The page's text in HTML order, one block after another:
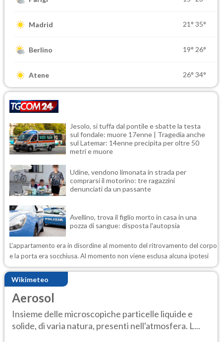
Madrid 21° 35°
Berlino 19° 26°
Atene 26° 34°
Jesolo, si tuffa dal pontile e sbatte la testa
sul fondale: muore 17enne | Tragedia anche
sul Latemar: 14enne precipita per oltre 50
metri e muore
Udine, vendono limonata in strada per
comprarsi il motorino: tre ragazzini
denunciati da un passante
Avellino, trova il figlio morto in casa in una
pozza di sangue: disposta l'autopsia
L'appartamento era in disordine al momento del ritrovamento del corpo
e la porta era socchiusa. Al momento non viene esclusa alcuna ipotesi
Wikimeteo
Aerosol
Insieme delle microscopiche particelle liquide e
solide, di varia natura, presenti nell'atmosfera. L...